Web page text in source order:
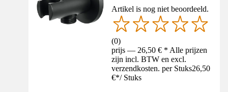
Artikel is nog niet beoordeeld.
(0)
prijs — 26,50 € * Alle prijzen
zijn incl. BTW en excl.
verzendkosten. per Stuks26,50
€*/ Stuks